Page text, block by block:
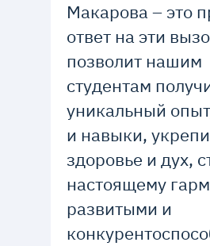
Макарова – это
ответ на эти
позволит нашим
студентам
уникальный
и навыки,
здоровье и дух,
настоящему
развитыми и